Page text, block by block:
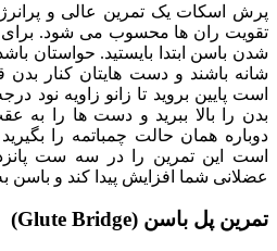
پرش اسکات یک تمرین عالی و
تقویت ران ها محسوب می شود. برای
شدن باسن ابتدا بایستید. حواستان
شانه باشند و دست هایتان کنار بدن
است پایین بروید تا زانو زاویه نود
بدن را بالا ببرید و دست ها را به
دوباره همان حالت چمباتمه را
است این تمرین را در سه ست
عضلانی شما افزایش پیدا کند و باسن
تمرین پل باسن (Glute Bridge)